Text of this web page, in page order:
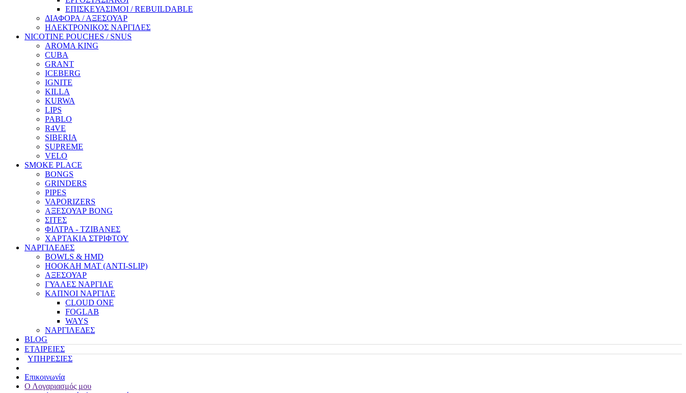
ΕΠΙΣΚΕΥΑΣΙΜΟΙ / REBUILDABLE
ΔΙΑΦΟΡΑ / ΑΞΕΣΟΥΑΡ
ΗΛΕΚΤΡΟΝΙΚΟΣ ΝΑΡΓΙΛΕΣ
NICOTINE POUCHES / SNUS
AROMA KING
CUBA
GRANT
ICEBERG
IGNITE
KILLA
KURWA
LIPS
PABLO
R4VE
SIBERIA
SUPREME
VELO
SMOKE PLACE
BONGS
GRINDERS
PIPES
VAPORIZERS
ΑΞΕΣΟΥΑΡ BONG
ΣΙΤΕΣ
ΦΙΛΤΡΑ - ΤΖΙΒΑΝΕΣ
ΧΑΡΤΑΚΙΑ ΣΤΡΙΦΤΟΥ
ΝΑΡΓΙΛΕΔΕΣ
BOWLS & HMD
HOOKAH MAT (ANTI-SLIP)
ΑΞΕΣΟΥΑΡ
ΓΥΑΛΕΣ ΝΑΡΓΙΛΕ
ΚΑΠΝΟΙ ΝΑΡΓΙΛΕ
CLOUD ONE
FOGLAB
WAYS
ΝΑΡΓΙΛΕΔΕΣ
BLOG
ΕΤΑΙΡΕΙΕΣ
ΥΠΗΡΕΣΙΕΣ
Επικοινωνία
Ο Λογαριασμός μου